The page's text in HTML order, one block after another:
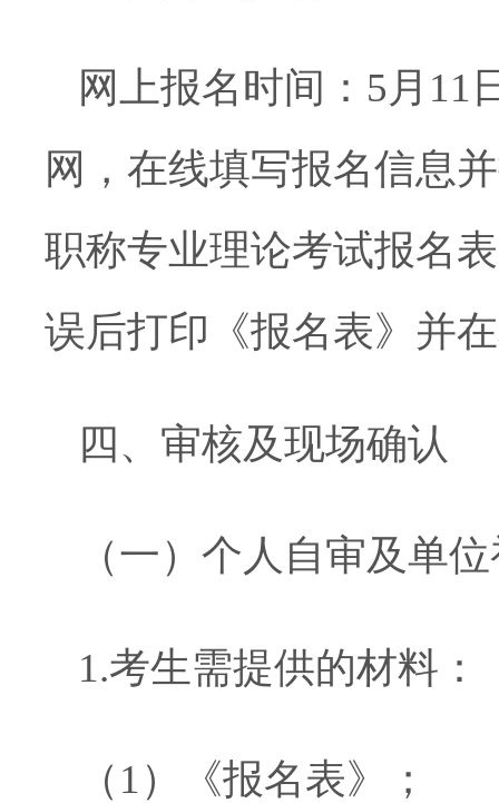
网上报名时间： 5 月 11
网，在线填写报名信息
职称专业理论考试报名
误后打印《报名表》并
四、审核及现场确认
（一）个人自审及单
1.考生需提供的材料：
（ 1 ）《报名表》；